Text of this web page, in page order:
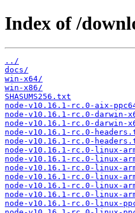
Index of /
../
docs/
win-x64/
win-x86/
SHASUMS256.txt
node-v10.16.1-rc.0-aix-
node-v10.16.1-rc.0-darwin-
node-v10.16.1-rc.0-darwin-
node-v10.16.1-rc.0-
node-v10.16.1-rc.0-
node-v10.16.1-rc.0-linux-
node-v10.16.1-rc.0-linux-
node-v10.16.1-rc.0-linux-
node-v10.16.1-rc.0-linux-
node-v10.16.1-rc.0-linux-
node-v10.16.1-rc.0-linux-
node-v10.16.1-rc.0-linux-